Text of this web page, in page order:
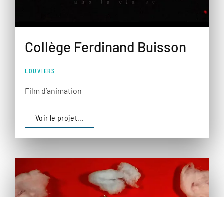
Collège Ferdinand Buisson
LOUVIERS
Film d’animation
Voir le projet...